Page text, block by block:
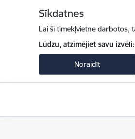
Sīkdatnes
Lai šī tīmekļvietne darbotos,
Lūdzu, atzīmējiet savu izvēli:
Noraidīt